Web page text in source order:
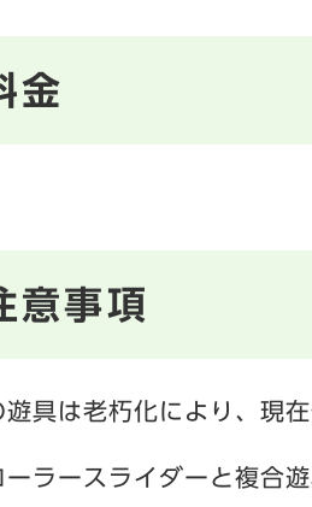
金
意事項
遊具は老朽化により、現
ーラースライダーと複合